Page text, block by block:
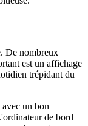
De nombreux
est un affichage
trépidant du
un bon
de bord